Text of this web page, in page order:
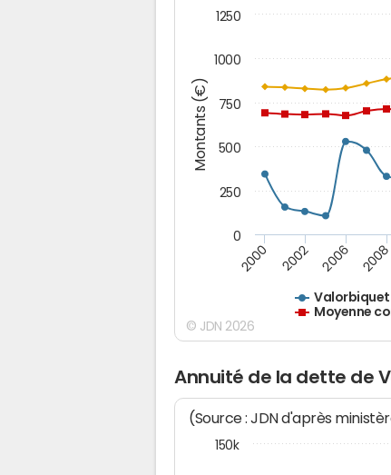
Montants (€)
Valorbiquet
Moyenne
2000 2002 2006 2008
0
250
500
750
1000
1250
© JDN 2026
Annuité de la dette de
(Source : JDN d'après
150k